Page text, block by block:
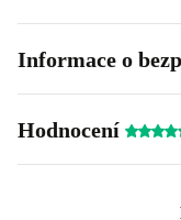
Informace o
Hodnocení